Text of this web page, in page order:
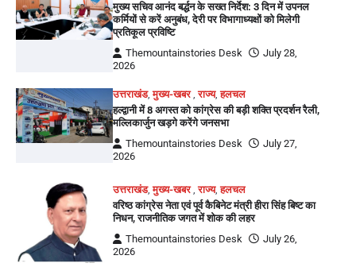
मुख्य सचिव आनंद बर्द्धन के सख्त निर्देश: 3 दिन में उपनल
कर्मियों से करें अनुबंध, देरी पर विभागाध्यक्षों को मिलेगी
प्रतिकूल प्रविष्टि
Themountainstories Desk
July 28,
2026
उत्तराखंड,मुख्य-खबर,राज्य,हलचल
हल्द्वानी में 8 अगस्त को कांग्रेस की बड़ी शक्ति प्रदर्शन रैली,
मल्लिकार्जुन खड़गे करेंगे जनसभा
Themountainstories Desk
July 27,
2026
उत्तराखंड,मुख्य-खबर ,राज्य,हलचल
वरिष्ठ कांग्रेस नेता एवं पूर्व कैबिनेट मंत्री हीरा सिंह बिष्ट का
निधन, राजनीतिक जगत में शोक की लहर
Themountainstories Desk
July 26,
2026